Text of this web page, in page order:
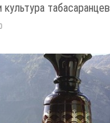
культура табасаранцев